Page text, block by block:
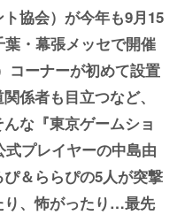
協会）が今年も9月15
・幕張メッセで開催
コーナーが初めて設置
係者も目立つなど、
な『東京ゲームショ
プレイヤーの中島由
＆ららぴの5人が突撃
り、怖がったり…最先